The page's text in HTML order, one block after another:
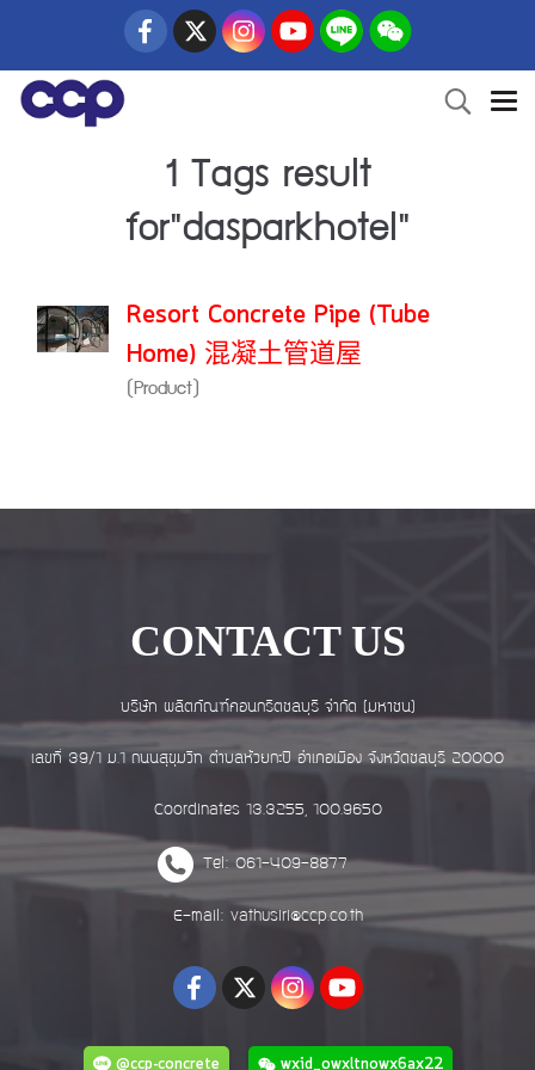
1 Tags result
for"dasparkhotel"
Resort Concrete Pipe (Tube
Home) 混凝土管道屋
(Product)
CONTACT US
บริษัท ผลิตภัณฑ์คอนกรีตชลบุรี จำกัด (มหาชน)
เลขที่ 39/1 ม.1 ถนนสุขุมวิท ตำบลห้วยกะปิ อำเภอเมือง จังหวัดชลบุรี 20000
Coordinates 13.3255, 100.9650
Tel: 061-409-8877
E-mail: vathusiri@ccp.co.th
@ccp-concrete wxid_owxltnowx6ax22